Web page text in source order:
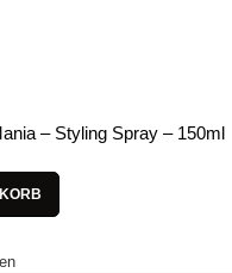
– Styling Spray – 150ml